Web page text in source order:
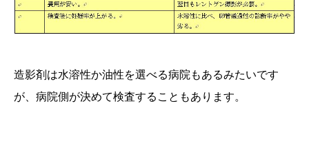
造影剤は水溶性か油性を選べる病院もあるみたいです
が、病院側が決めて検査することもあります。